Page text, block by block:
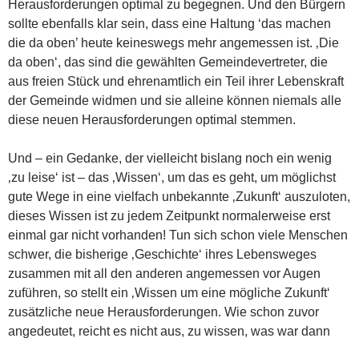
Herausforderungen optimal zu begegnen. Und den Bürgern
sollte ebenfalls klar sein, dass eine Haltung ‘das machen
die da oben’ heute keineswegs mehr angemessen ist. ‚Die
da oben‘, das sind die gewählten Gemeindevertreter, die
aus freien Stück und ehrenamtlich ein Teil ihrer Lebenskraft
der Gemeinde widmen und sie alleine können niemals alle
diese neuen Herausforderungen optimal stemmen.
Und – ein Gedanke, der vielleicht bislang noch ein wenig
‚zu leise‘ ist – das ‚Wissen‘, um das es geht, um möglichst
gute Wege in eine vielfach unbekannte ‚Zukunft‘ auszuloten,
dieses Wissen ist zu jedem Zeitpunkt normalerweise erst
einmal gar nicht vorhanden! Tun sich schon viele Menschen
schwer, die bisherige ‚Geschichte‘ ihres Lebensweges
zusammen mit all den anderen angemessen vor Augen
zuführen, so stellt ein ‚Wissen um eine mögliche Zukunft‘
zusätzliche neue Herausforderungen. Wie schon zuvor
angedeutet, reicht es nicht aus, zu wissen, was war dann